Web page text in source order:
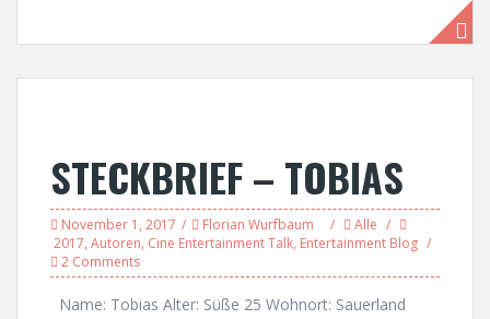
STECKBRIEF – TOBIAS
November 1, 2017 Florian Wurfbaum
Alle
2017, Autoren, Cine Entertainment Talk, Entertainment Blog
2 Comments
Name: Tobias Alter: Süße 25 Wohnort: Sauerland